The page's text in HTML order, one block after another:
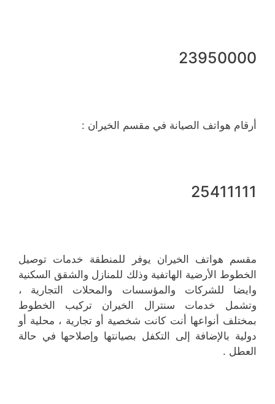
23950000
أرقام هواتف الصيانة في مقسم الخيران :
25411111
مقسم هواتف الخيران يوفر للمنطقة خدمات توصيل
الخطوط الأرضية الهاتفية وذلك للمنازل والشقق السكنية
وايضا للشركات والمؤسسات والمحلات التجارية ،
وتشمل خدمات سنترال الخيران تركيب الخطوط
بمختلف أنواعها أنت كانت شخصية أو تجارية ، محلية أو
دولية بالإضافة إلى التكفل بصيانتها وإصلاحها في حالة
العطل .